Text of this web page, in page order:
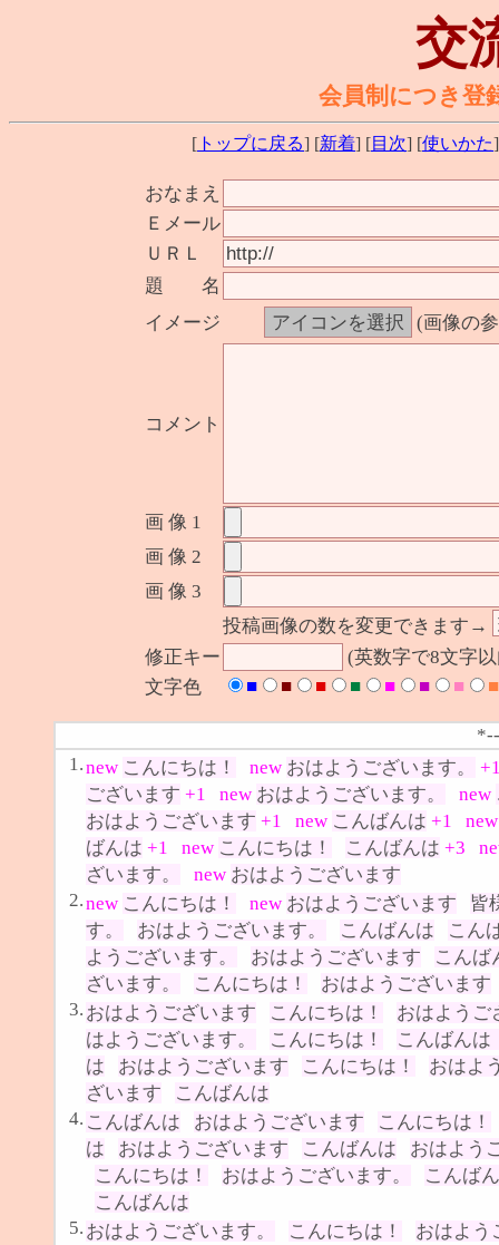
交
会員制につき登
[ トップに戻る] [新着] [目次] [使いかた
おなまえ
Ｅメール
ＵＲＬ
題 名
イメージ
(画像の
コメント
画 像 1
画 像 2
画 像 3
投稿画像の数を変更できます→
修正キー
(英数字で8文字
文字色
■ ■ ■ ■ ■ ■ ■ ■
1.new こんにちは！ new おはようございます。
ございます +1 new おはようございます。 new
おはようございます +1 new こんばんは +1
ばんは +1 new こんにちは！ こんばんは +3
ざいます。
new おはようございます
2.new こんにちは！ new おはようございます
皆
す。
おはようございます。 こんばんは
こん
ようございます。
おはようございます
こんば
ざいます。
こんにちは！
おはようございます
3. おはようございます こんにちは！
おはようご
はようございます。
こんにちは！
こんばんは
は
おはようございます こんにちは！
おはよ
ざいます
こんばんは
4. こんばんは おはようございます
こんにちは！
は
おはようございます こんばんは
おはよう
こんにちは！
おはようございます。
こんば
こんばんは
5. おはようございます。 こんにちは！
おはよう